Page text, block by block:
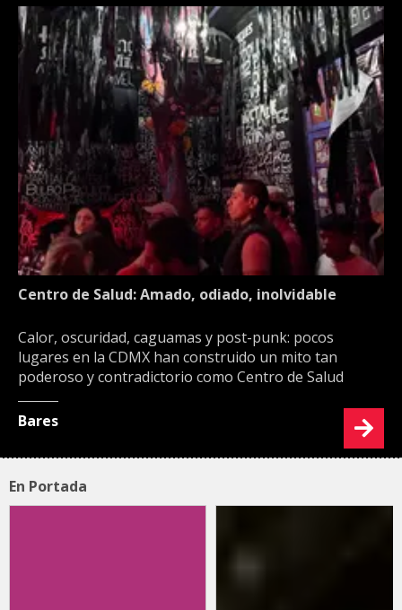
Centro de Salud: Amado, odiado, inolvidable
Calor, oscuridad, caguamas y post-punk: pocos
lugares en la CDMX han construido un mito tan
poderoso y contradictorio como Centro de Salud
Bares
En Portada